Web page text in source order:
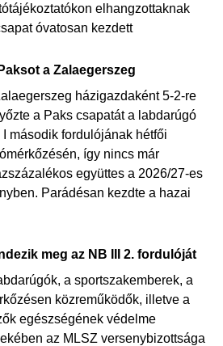
elhangzottaknak
óvatosan kezdett
a Zalaegerszeg
házigazdaként 5-2-re
a Paks csapatát a labdarúgó
I második fordulójának hétfői
így nincs már
együttes a 2026/27-es
Parádésan kezdte a hazai
meg az NB III 2. fordulóját
a sportszakemberek, a
közreműködők, illetve a
egészségének védelme
az MLSZ versenybizottsága